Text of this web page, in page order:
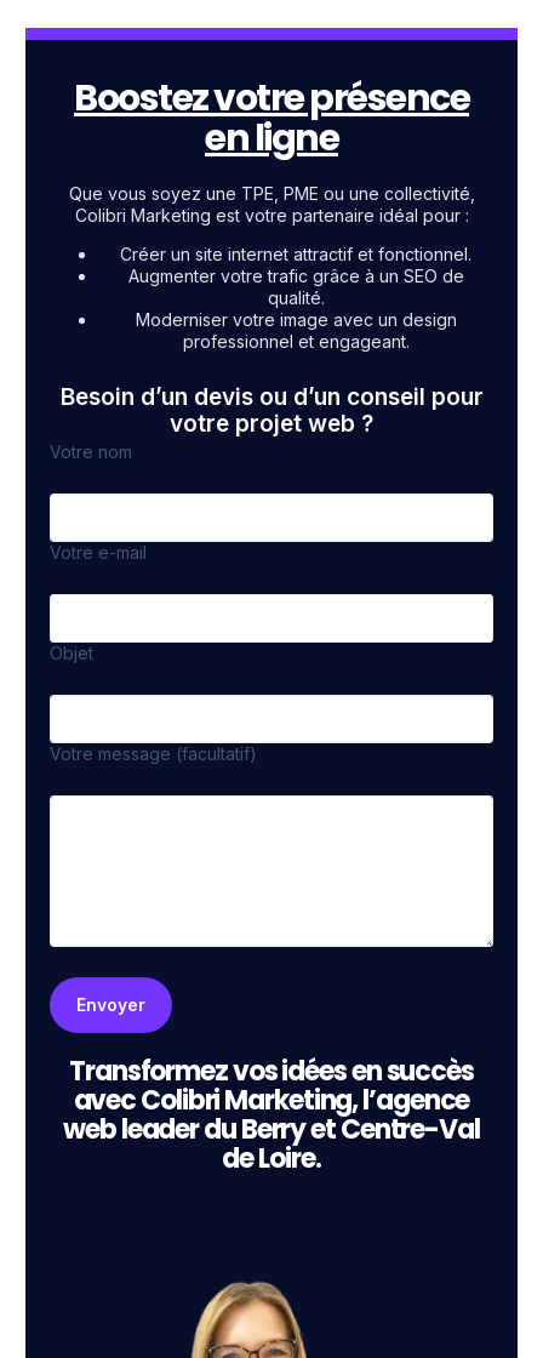
Boostez votre présence
en ligne
Que vous soyez une TPE, PME ou une collectivité,
Colibri Marketing est votre partenaire idéal pour :
Créer un site internet attractif et fonctionnel.
Augmenter votre trafic grâce à un SEO de
qualité.
Moderniser votre image avec un design
professionnel et engageant.
Besoin d’un devis ou d’un conseil pour
votre projet web ?
Votre nom
Votre e-mail
Objet
Votre message (facultatif)
Transformez vos idées en succès
avec Colibri Marketing, l’agence
web leader du Berry et Centre-Val
de Loire.